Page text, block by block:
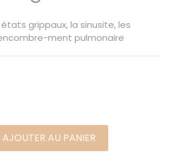
grippaux, la sinusite, les
ment pulmonaire
AJOUTER AU PANIER